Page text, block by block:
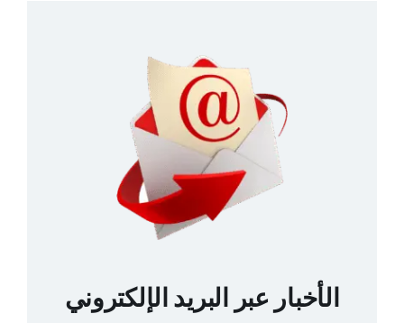
الأخبار عبر البريد الإلكتروني